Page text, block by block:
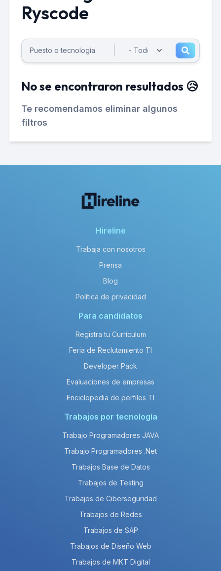
Ryscode
No se encontraron resultados 😥
Te recomendamos eliminar algunos
filtros
Hireline
Trabaja con nosotros
Prensa
Blog
Política de privacidad
Para candidatos
Registra tu Currículum
Feria de Reclutamiento TI
Developer Pack
Evaluaciones de empresas
Enciclopedia de perfiles TI
Trabajos por tecnología
Trabajo Programadores JAVA
Trabajo Programadores .Net
Trabajos Base de Datos
Trabajos de Testing
Trabajos de Ciberseguridad
Trabajos de Redes
Trabajos de SAP
Trabajos de Diseño Web
Trabajos de MKT Digital